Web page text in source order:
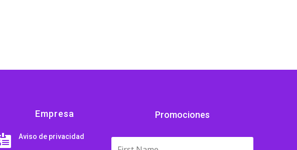
Empresa
Aviso de privacidad
Promociones